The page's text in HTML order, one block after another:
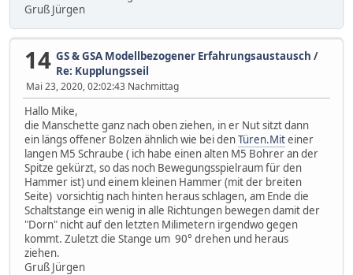
Gruß Jürgen
14 GS & GSA Modellbezogener Erfahrungsaustausch /
Re: Kupplungsseil
Mai 23, 2020, 02:02:43 Nachmittag
Hallo Mike,
die Manschette ganz nach oben ziehen, in er Nut sitzt dann
ein längs offener Bolzen ähnlich wie bei denTüren.Miteiner
langen M5 Schraube ( ich habe einen alten M5 Bohrer an der
Spitze gekürzt, so das noch Bewegungsspielraum für den
Hammer ist) und einem kleinen Hammer (mit der breiten
Seite) vorsichtig nach hinten heraus schlagen, am Ende die
Schaltstange ein wenig in alle Richtungen bewegen damit der
"Dorn" nicht auf den letzten Milimetern irgendwo gegen
kommt. Zuletzt die Stange um 90° drehen und heraus
ziehen.
Gruß Jürgen